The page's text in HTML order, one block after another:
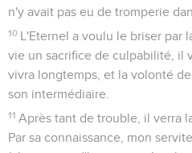
n'y avait pas eu de tromperie
10 L'Eternel a voulu le briser par
vie un sacrifice de culpabilité, il
vivra longtemps, et la volonté
son intermédiaire.
11 Après tant de trouble, il verra
Par sa connaissance, mon